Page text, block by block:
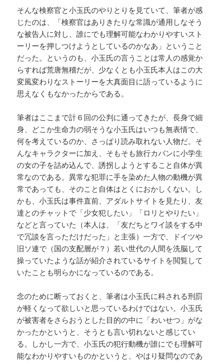
そんな検察官と小玉氏のやりとりを見ていて、筆者が感
じたのは、「検察官はありきたりな常識が通用しなそう
な被告人に対し、誰にでも理解可能なわかりやすいスト
ーリーを押しつけようとしているのかなあ」ということ
だった。というのも、小玉氏の言うことは常人の感覚か
らすれば荒唐無稽だが、少なくとも小玉氏本人はこの大
変風変わりなストーリーを大真面目に語っているように
思えなくもなかったからである。
筆者はここまで計６回の公判に通ってきたが、長身で細
身、どこか生命力の弱そうな小玉氏はいつも無表情で、
何を考えているのか、さっぱり読み取れない人物だ。そ
んなキャラクターに加え、そもそも旅行カバンに小学生
の女の子を詰め込んで、誘拐しようとすること自体が異
常なのである。異常な犯罪に手を染めた人物の動機が異
常であっても、そのこと自体はとくにおかしくない。し
かも、小玉氏は事件直前、アダルトサイトを見たり、友
達とのチャットで「少女犯したい」「ロリとやりたい」
などと言っていた（本人は、「友だちとワイ談をする中
で冗談を言っただけだった」と主張）一方で、ドイツや
旧ソ連で（国の支配層が？）若い世代の人間を洗脳して
操っていたような話が紹介されているサイトを閲覧して
いたことも明らかになっているのである。
念のために断っておくと、筆者は小玉氏に科される刑罰
が軽くなって欲しいと思っているわけではない。小玉氏
が被害者をさらおうとした目的の中に「わいせつ」がな
かったかというと、そうとも言い切れないと感じてい
る。しかし一方で、小玉氏の犯行動機が誰にでも理解可
能なわかりやすいものかというと、やはり疑問なのであ